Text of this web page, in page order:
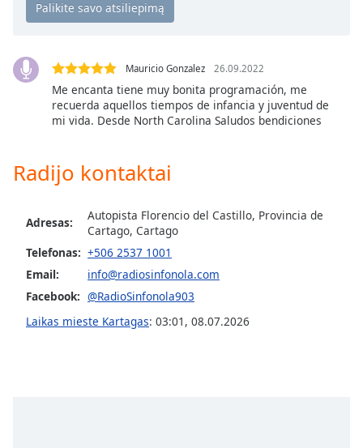
Descriptions
off
,
selected
settings ,
opens
settings
subtitles
off,
selected
Audio
Mauricio Gonzalez 26.09.2022
Me encanta tiene muy bonita programación, me
recuerda aquellos tiempos de infancia y juventud de
mi vida. Desde North Carolina Saludos bendiciones
Radijo kontaktai
Adresas:
Autopista Florencio del Castillo, Provincia de
Cartago, Cartago
Telefonas: +506 2537 1001
Email:
info@radiosinfonola.com
Facebook: @RadioSinfonola903
Laikas mieste Kartagas: 03:01 , 08.07.2026